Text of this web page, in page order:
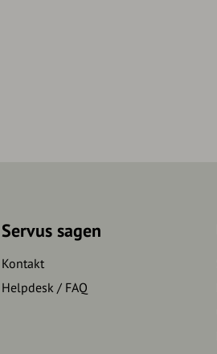
Servus sagen
Kontakt
Helpdesk / FAQ